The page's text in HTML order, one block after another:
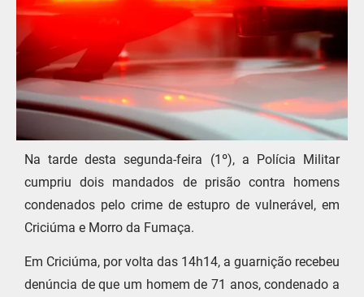
Na tarde desta segunda-feira (1º), a Polícia Militar
cumpriu dois mandados de prisão contra homens
condenados pelo crime de estupro de vulnerável, em
Criciúma e Morro da Fumaça.
Em Criciúma, por volta das 14h14, a guarnição recebeu
denúncia de que um homem de 71 anos, condenado a